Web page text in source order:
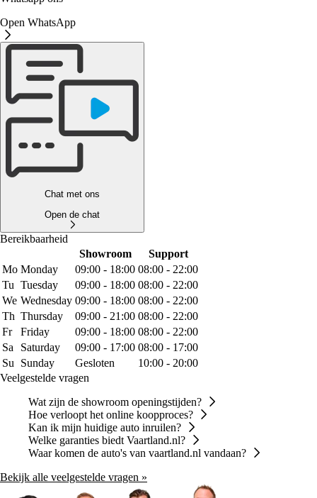
Open WhatsApp
Chat met ons
Open de chat
Bereikbaarheid
Showroom
Support
Mo Monday 09:00 - 18:00 08:00 - 22:00
Tu Tuesday 09:00 - 18:00 08:00 - 22:00
We Wednesday 09:00 - 18:00 08:00 - 22:00
Th Thursday 09:00 - 21:00 08:00 - 22:00
Fr
Friday 09:00 - 18:00 08:00 - 22:00
Sa
Saturday 09:00 - 17:00 08:00 - 17:00
Su
Sunday Gesloten
10:00 - 20:00
Veelgestelde vragen
Wat zijn de showroom openingstijden?
Hoe verloopt het online koopproces?
Kan ik mijn huidige auto inruilen?
Welke garanties biedt Vaartland.nl?
Waar komen de auto's van vaartland.nl vandaan?
Bekijk alle veelgestelde vragen »